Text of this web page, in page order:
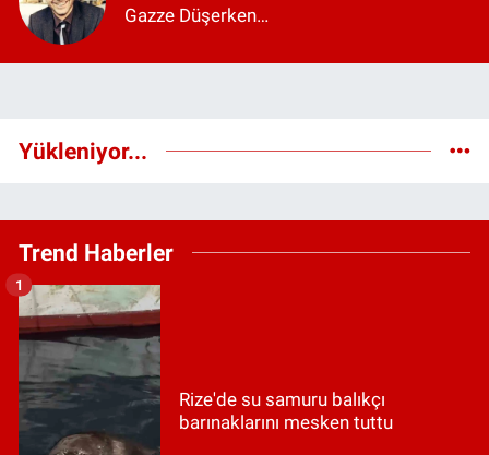
Gazze Düşerken…
Yükleniyor...
Trend Haberler
Rize'de su samuru balıkçı
barınaklarını mesken tuttu
1